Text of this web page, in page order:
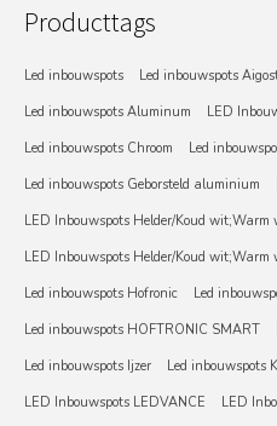
Producttags
Led inbouwspots Led inbouwspots
Led inbouwspots Aluminum
LED
Led inbouwspots Chroom
Led
Led inbouwspots Geborsteld aluminium
LED Inbouwspots Helder/Koud
LED Inbouwspots Helder/Koud
Led inbouwspots Hofronic
Led
Led inbouwspots HOFTRONIC SMART
Led inbouwspots Ijzer
Led inbouwspots
LED Inbouwspots LEDVANCE
LED